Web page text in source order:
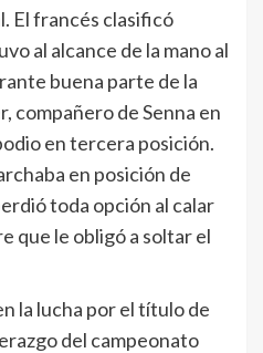
El francés clasificó
al alcance de la mano al
buena parte de la
compañero de Senna en
en tercera posición.
en posición de
toda opción al calar
que le obligó a soltar el
la lucha por el título de
del campeonato